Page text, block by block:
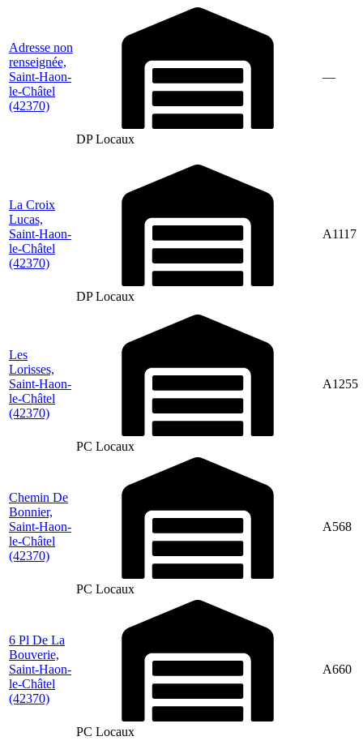
Adresse non
renseignée,
Saint-Haon-
le-Châtel
(42370)
DP Locaux
—
La Croix
Lucas,
Saint-Haon-
le-Châtel
(42370)
DP Locaux
A1117
Les
Lorisses,
Saint-Haon-
le-Châtel
(42370)
PC Locaux
A1255
Chemin De
Bonnier,
Saint-Haon-
le-Châtel
(42370)
PC Locaux
A568
6 Pl De La
Bouverie,
Saint-Haon-
le-Châtel
(42370)
PC Locaux
A660